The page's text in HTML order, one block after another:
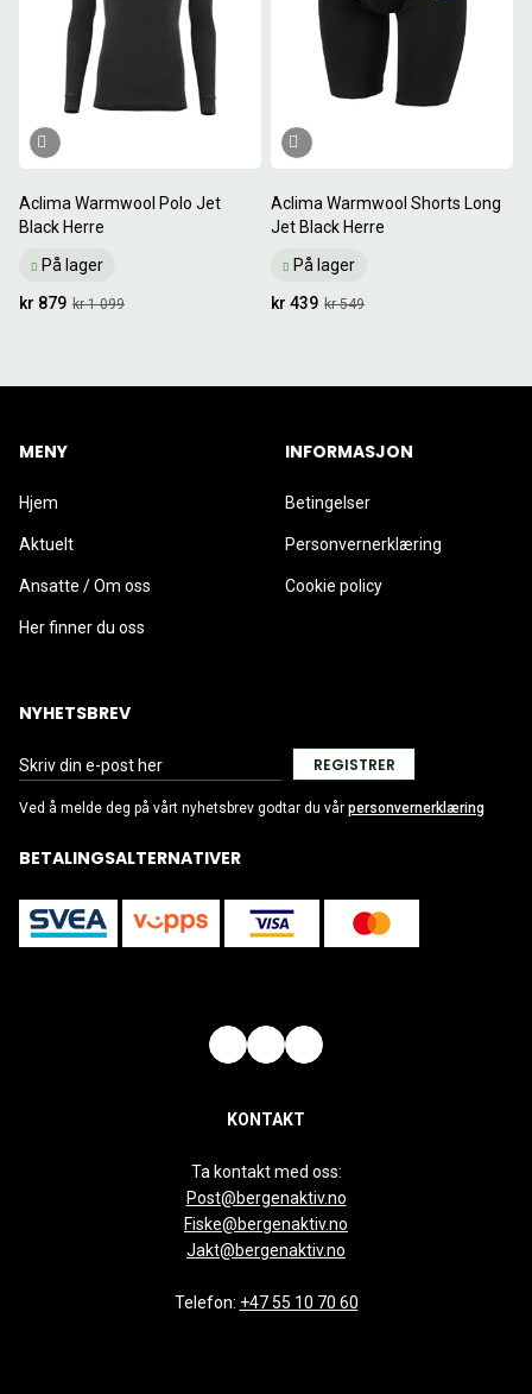
Aclima Warmwool Polo Jet
Black Herre
På lager
kr 1 099
kr 879
Aclima Warmwool Shorts Long
Jet Black Herre
På lager
kr 549
kr 439
MENY
Hjem
Aktuelt
Ansatte / Om oss
Her finner du oss
INFORMASJON
Betingelser
Personvernerklæring
Cookie policy
NYHETSBREV
REGISTRER
Ved å melde deg på vårt nyhetsbrev godtar du vår personvernerklæring
BETALINGSALTERNATIVER
KONTAKT
Ta kontakt med oss:
Post@bergenaktiv.no
Fiske@bergenaktiv.no
Jakt@bergenaktiv.no
Telefon: +47 55 10 70 60